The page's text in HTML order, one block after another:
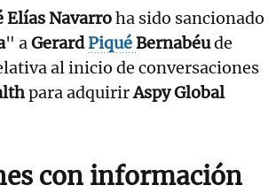
Elías Navarroha sido sancionado
" aGerardPiquéBernabéude
al inicio de conversaciones
para adquirirAspy Global
con información